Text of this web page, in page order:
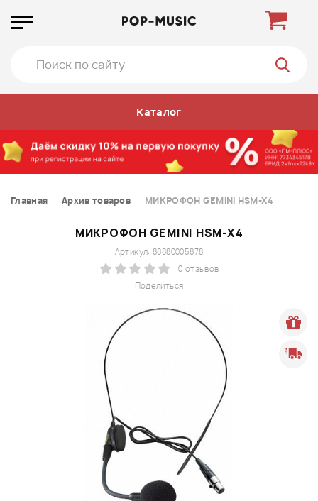
Каталог
Главная Архив товаров МИКРОФОН GEMINI HSM-X4
МИКРОФОН GEMINI HSM-X4
Поделиться
Артикул: 88880005878
0 отзывов